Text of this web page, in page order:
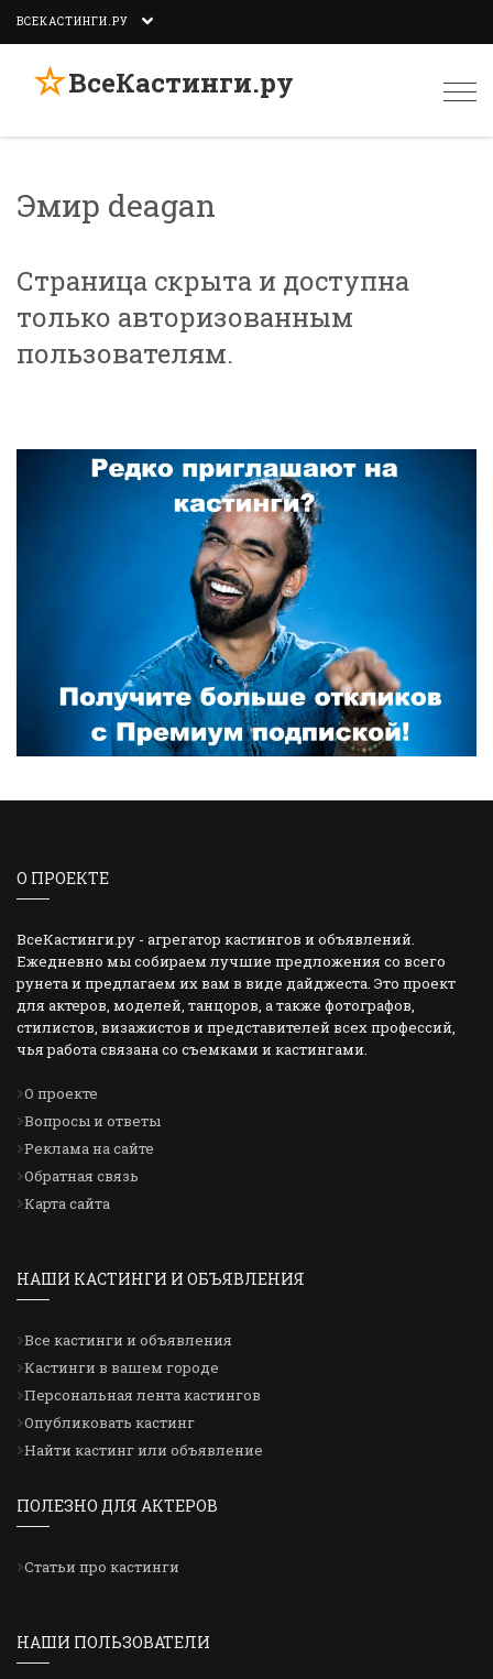
ВСЕКАСТИНГИ.РУ
☆ВсеКастинги.ру
Эмир deagan
Страница скрыта и доступна
только авторизованным
пользователям.
О ПРОЕКТЕ
ВсеКастинги.ру - агрегатор кастингов и объявлений.
Ежедневно мы собираем лучшие предложения со всего
рунета и предлагаем их вам в виде дайджеста. Это проект
для актеров, моделей, танцоров, а также фотографов,
стилистов, визажистов и представителей всех профессий,
чья работа связана со съемками и кастингами.
О проекте
Вопросы и ответы
Реклама на сайте
Обратная связь
Карта сайта
НАШИ КАСТИНГИ И ОБЪЯВЛЕНИЯ
Все кастинги и объявления
Кастинги в вашем городе
Персональная лента кастингов
Опубликовать кастинг
Найти кастинг или объявление
ПОЛЕЗНО ДЛЯ АКТЕРОВ
Статьи про кастинги
НАШИ ПОЛЬЗОВАТЕЛИ